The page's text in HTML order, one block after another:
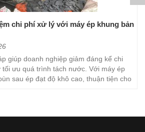
chi phí xử lý với máy ép khung bản
giúp doanh nghiệp giảm đáng kể chi
ưu quá trình tách nước. Với máy ép
sau ép đạt độ khô cao, thuận tiện cho